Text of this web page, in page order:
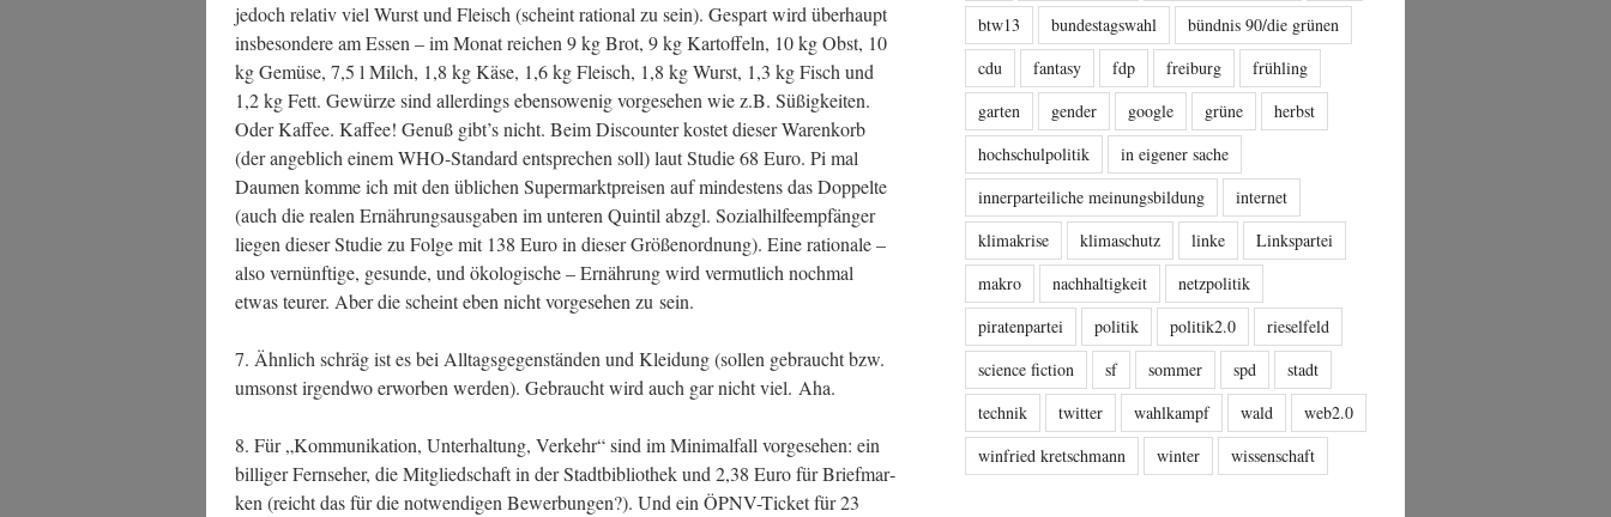
jedoch rela­tiv viel Wurst und Fleisch (scheint ratio­nal zu sein). Gespart wird über­haupt
ins­be­son­de­re am Essen – im Monat rei­chen 9 kg Brot, 9 kg Kar­tof­feln, 10 kg Obst, 10
kg Gemü­se, 7,5 l Milch, 1,8 kg Käse, 1,6 kg Fleisch, 1,8 kg Wurst, 1,3 kg Fisch und
1,2 kg Fett. Gewür­ze sind aller­dings eben­so­we­nig vor­ge­se­hen wie z.B. Süßig­kei­ten.
Oder Kaf­fee. Kaf­fee! Genuß gibt’s nicht. Beim Dis­coun­ter kos­tet die­ser Waren­korb
(der angeb­lich einem WHO-Stan­dard ent­spre­chen soll) laut Stu­die 68 Euro. Pi mal
Dau­men kom­me ich mit den übli­chen Super­markt­prei­sen auf min­des­tens das Dop­pel­te
(auch die rea­len Ernäh­rungs­aus­ga­ben im unte­ren Quin­til abzgl. Sozi­al­hil­fe­emp­fän­ger
lie­gen die­ser Stu­die zu Fol­ge mit 138 Euro in die­ser Grö­ßen­ord­nung). Eine ratio­na­le –
also ver­nünf­ti­ge, gesun­de, und öko­lo­gi­sche – Ernäh­rung wird ver­mut­lich noch­mal
etwas teu­rer. Aber die scheint eben nicht vor­ge­se­hen zu sein.
7. Ähn­lich schräg ist es bei All­tags­ge­gen­stän­den und Klei­dung (sol­len gebraucht bzw.
umsonst irgend­wo erwor­ben wer­den). Gebraucht wird auch gar nicht viel. Aha.
8. Für „Kom­mu­ni­ka­ti­on, Unter­hal­tung, Ver­kehr“ sind im Mini­mal­fall vor­ge­se­hen: ein
bil­li­ger Fern­se­her, die Mit­glied­schaft in der Stadt­bi­blio­thek und 2,38 Euro für Brief­mar­
ken (reicht das für die not­wen­di­gen Bewer­bun­gen?). Und ein ÖPNV-Ticket für 23
btw13
bundestagswahl
bündnis 90/die grünen
cdu
fantasy fdp freiburg
frühling
garten
gender google grüne
herbst
hochschulpolitik
in eigener sache
innerparteiliche meinungsbildung
internet
klimakrise
klimaschutz linke
Linkspartei
makro
nachhaltigkeit
netzpolitik
piratenpartei
politik politik2.0
rieselfeld
science fiction
sf sommer spd
stadt
technik
twitter wahlkampf wald
web2.0
winfried kretschmann
winter wissenschaft